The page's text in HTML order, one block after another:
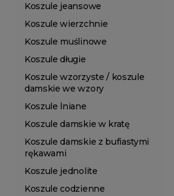
Koszule jeansowe
Koszule wierzchnie
Koszule muślinowe
Koszule długie
Koszule wzorzyste / koszule
damskie we wzory
Koszule lniane
Koszule damskie w kratę
Koszule damskie z bufiastymi
rękawami
Koszule jednolite
Koszule codzienne